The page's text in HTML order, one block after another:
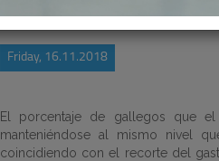
Friday, 16.11.2018
El porcentaje de gallegos que
manteniéndose al mismo nivel
coincidiendo con el recorte del